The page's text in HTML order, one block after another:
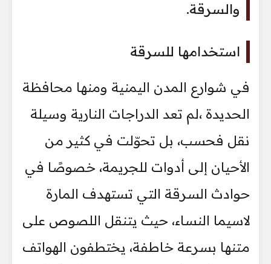
والسرقة.
استخدامها للسرقة
في شوارع المدن اليمنية ومنها محافظة
الحديدة ،لم تعد الدراجات النارية وسيلة
نقل فحسب، بل تحوّلت في كثير من
الأحيان إلى أدوات للجريمة، خصوصًا في
حوادث السرقة التي تستهدف المارة
لاسيما النساء، حيث يتنقل اللصوص على
متنها بسرعة خاطفة، يختطفون الهواتف